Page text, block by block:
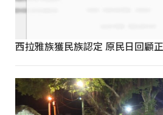
西拉雅族獲民族認定 原民日回顧